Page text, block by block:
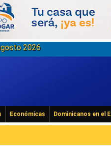
2026
Económicas Dominicanos en el